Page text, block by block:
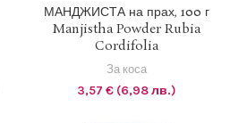
1 EUR = 1.95583 BGN
ДОБАВЯНЕ В КОЛИЧКАТА
МАНДЖИСТА на прах, 100 г
Manjistha Powder Rubia
Cordifolia
За коса
3,57€ (6,98 лв.)